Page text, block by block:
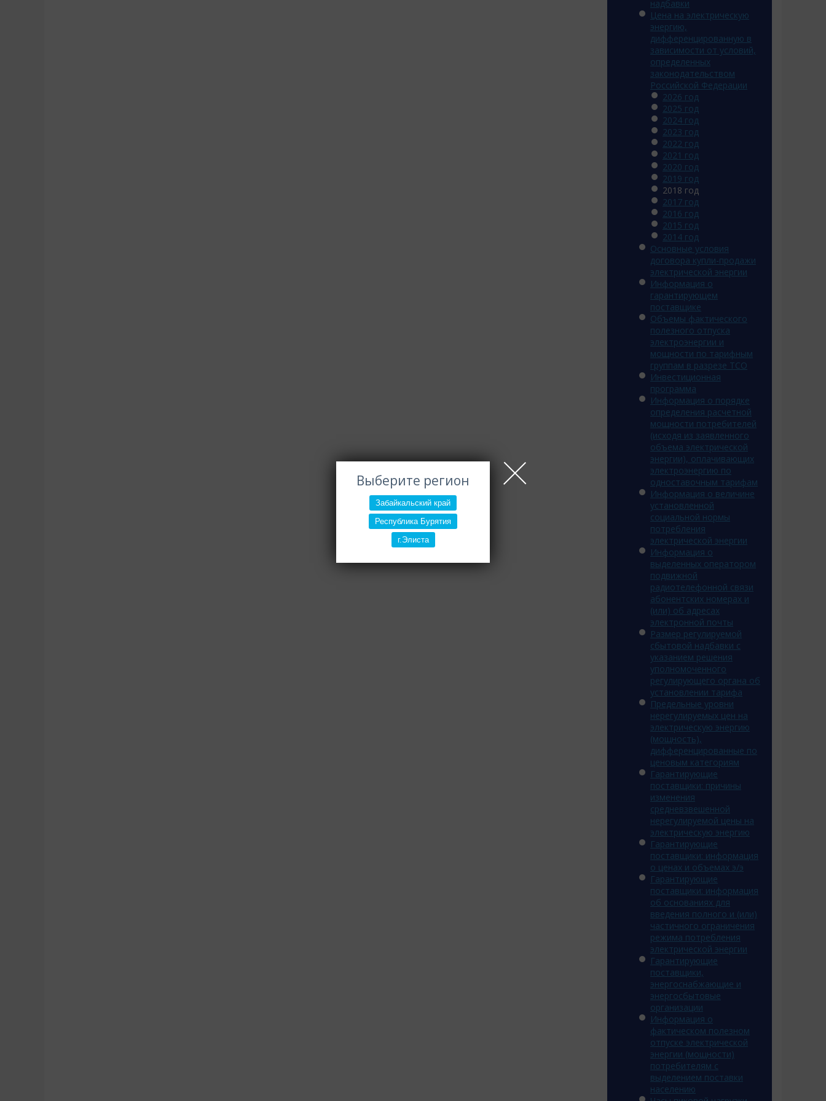
Выберите регион
Забайкальский край
Республика Бурятия
г.Элиста
надбавки
Цена на электрическую
энергию,
дифференцированную в
зависимости от условий,
определенных
законодательством
Российской Федерации
2026 год
2025 год
2024 год
2023 год
2022 год
2021 год
2020 год
2019 год
2018 год
2017 год
2016 год
2015 год
2014 год
Основные условия
договора купли-продажи
электрической энергии
Информация о
гарантирующем
поставщике
Объемы фактического
полезного отпуска
электроэнергии и
мощности по тарифным
группам в разрезе ТСО
Инвестиционная
программа
Информация о порядке
определения расчетной
мощности потребителей
(исходя из заявленного
объема электрической
энергии), оплачивающих
электроэнергию по
одноставочным тарифам
Информация о величине
установленной
социальной нормы
потребления
электрической энергии
Информация о
выделенных оператором
подвижной
радиотелефонной связи
абонентских номерах и
(или) об адресах
электронной почты
Размер регулируемой
сбытовой надбавки с
указанием решения
уполномоченного
регулирующего органа об
установлении тарифа
Предельные уровни
нерегулируемых цен на
электрическую энергию
(мощность),
дифференцированные по
ценовым категориям
Гарантирующие
поставщики: причины
изменения
средневзвешенной
нерегулируемой цены на
электрическую энергию
Гарантирующие
поставщики: информация
о ценах и объемах э/э
Гарантирующие
поставщики: информация
об основаниях для
введения полного и (или)
частичного ограничения
режима потребления
электрической энергии
Гарантирующие
поставщики,
энергоснабжающие и
энергосбытовые
организации
Информация о
фактическом полезном
отпуске электрической
энергии (мощности)
потребителям с
выделением поставки
населению